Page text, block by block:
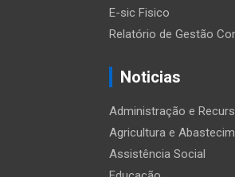
E-sic Fisico
Relatório de Gestão
Noticias
Administração e
Agricultura e
Assistência Social